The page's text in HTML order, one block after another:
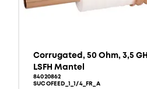
Corrugated, 50 Ohm, 3,5
LSFH Mantel
84020862
SUCOFEED_1_1/4_FR_A